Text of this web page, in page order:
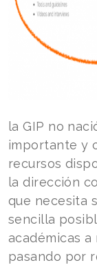
la GIP no
importante y
recursos
la dirección
que necesita
sencilla
académicas
pasando por